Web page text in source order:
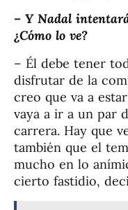
– Y Nadal
¿Cómo lo ve?
– Él debe tener
disfrutar de la
creo que va a
vaya a ir a un par
carrera. Hay que
también que el
mucho en lo
cierto fastidio,